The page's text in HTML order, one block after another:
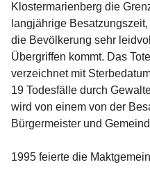
Klostermarienberg die
langjährige
die Bevölkerung sehr
Übergriffen kommt. Das
verzeichnet mit
19 Todesfälle durch
wird von einem von der
Bürgermeister und
1995 feierte die